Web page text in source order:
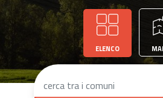
ELENCO